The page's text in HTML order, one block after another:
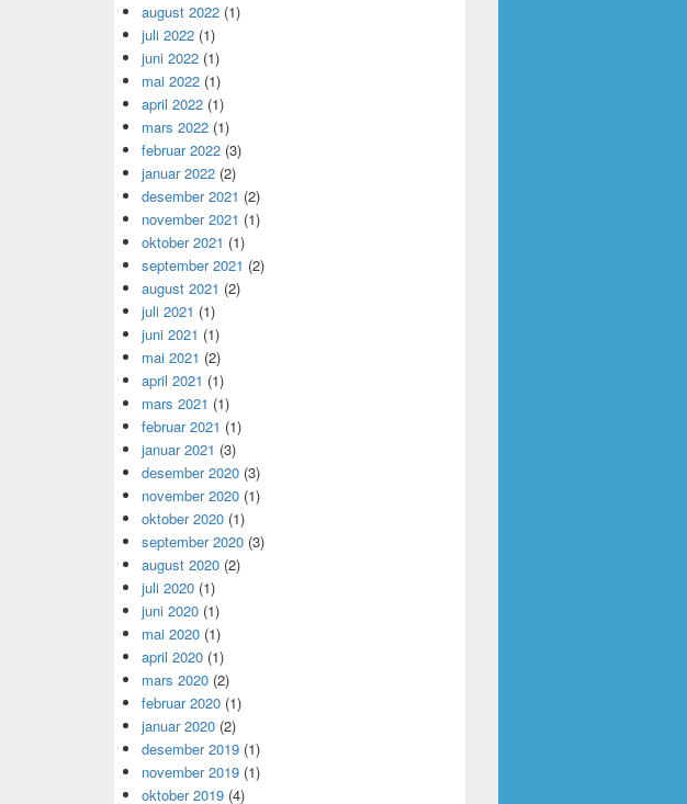
august 2022 (1)
juli 2022 (1)
juni 2022 (1)
mai 2022 (1)
april 2022 (1)
mars 2022 (1)
februar 2022 (3)
januar 2022 (2)
desember 2021 (2)
november 2021 (1)
oktober 2021 (1)
september 2021 (2)
august 2021 (2)
juli 2021 (1)
juni 2021 (1)
mai 2021 (2)
april 2021 (1)
mars 2021 (1)
februar 2021 (1)
januar 2021 (3)
desember 2020 (3)
november 2020 (1)
oktober 2020 (1)
september 2020 (3)
august 2020 (2)
juli 2020 (1)
juni 2020 (1)
mai 2020 (1)
april 2020 (1)
mars 2020 (2)
februar 2020 (1)
januar 2020 (2)
desember 2019 (1)
november 2019 (1)
oktober 2019 (4)